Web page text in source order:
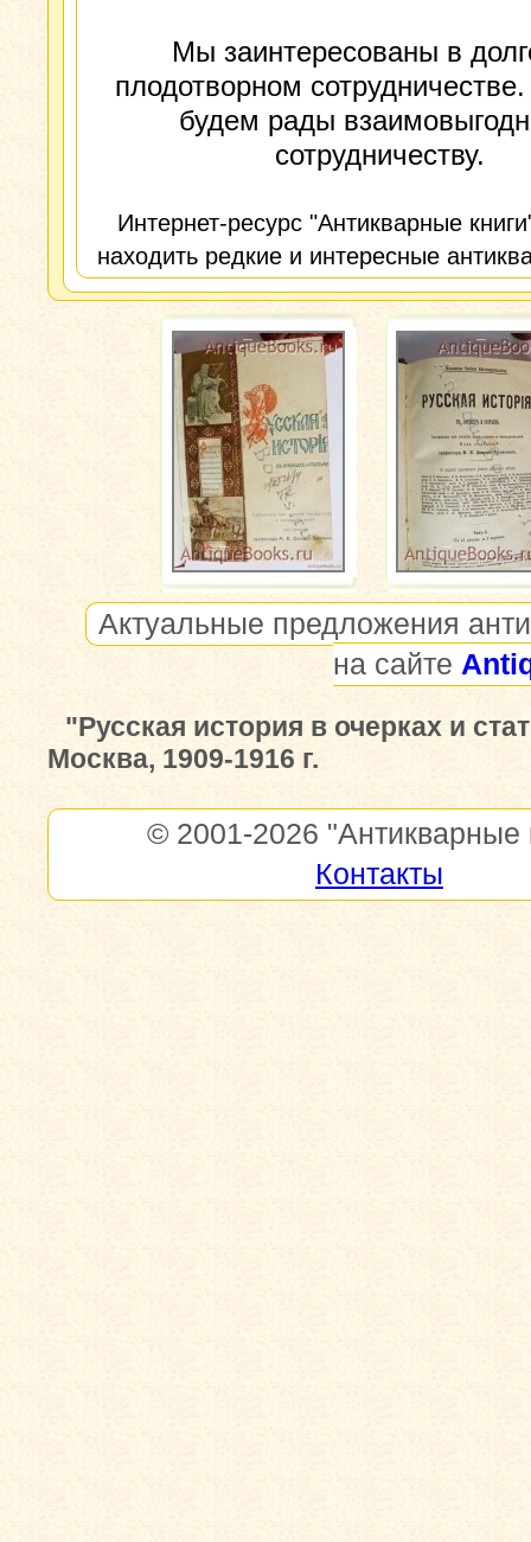
Мы заинтересованы в
плодотворном
будем рады
сотрудничеству.
Интернет-ресурс "Антикварные
находить редкие и интересные
Актуальные предложения
на сайте
"Русская история в очерках и
Москва, 1909-1916 г.
© 2001-2026 "Антикварные
Контакты